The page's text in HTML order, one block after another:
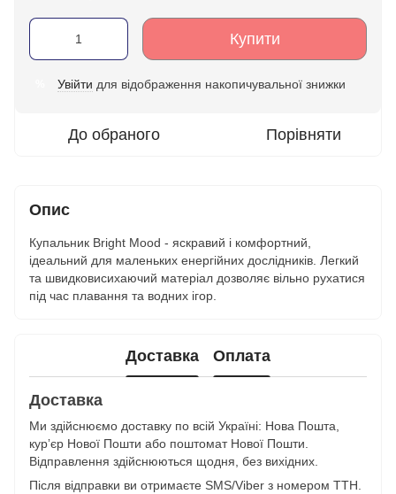
Купити
Увійти для відображення накопичувальної знижки
До обраного Порівняти
Опис
Купальник Bright Mood - яскравий і комфортний,
ідеальний для маленьких енергійних дослідників. Легкий
та швидковисихаючий матеріал дозволяє вільно рухатися
під час плавання та водних ігор.
Доставка Оплата
Доставка
Ми здійснюємо доставку по всій Україні: Нова Пошта,
курʼєр Нової Пошти або поштомат Нової Пошти.
Відправлення здійснюються щодня, без вихідних.
Після відправки ви отримаєте SMS/Viber з номером ТТН.